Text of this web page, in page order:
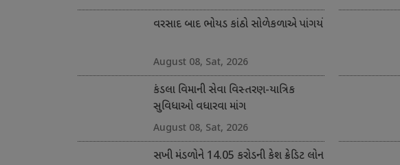
વરસાદ બાદ ભોયડ કાંઠો સોળેકળાએ પાંગર્યો
August 08, Sat, 2026
કંડલા વિમાની સેવા વિસ્તરણ-યાત્રિક
સુવિધાઓ વધારવા માંગ
August 08, Sat, 2026
સખી મંડળોને 14.05 કરોડની કેશ ક્રેડિટ લોન